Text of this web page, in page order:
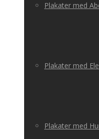
Plakater med
Plakater med
Plakater med